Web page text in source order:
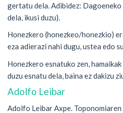
gertatu dela. Adibidez: Dagoeneko
dela, ikusi duzu).
Honezkero (honezkeo/honezkio)
eza adierazi nahi dugu, ustea edo
Honezkero esnatuko zen,
duzu esnatu dela, baina ez dakizu
Adolfo Leibar
Adolfo Leibar Axpe.